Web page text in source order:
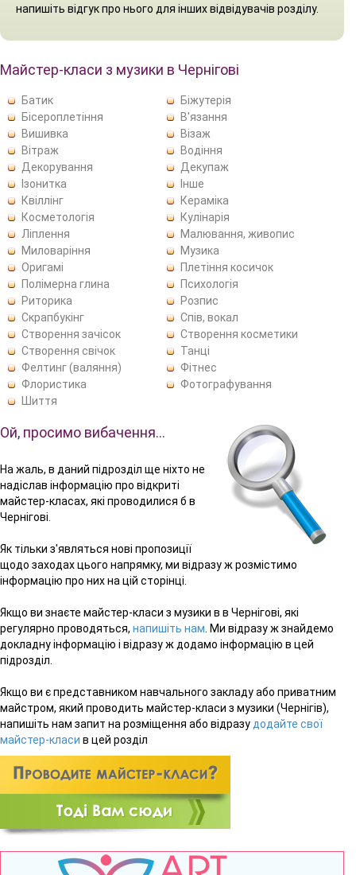
напишіть відгук про нього для інших відвідувачів розділу.
Майстер-класи з музики в Чернігові
Батик
Біжутерія
Бісероплетіння
В'язання
Вишивка
Візаж
Вітраж
Водіння
Декорування
Декупаж
Ізонитка
Інше
Квіллінг
Кераміка
Косметологія
Кулінарія
Ліплення
Малювання, живопис
Миловаріння
Музика
Оригамі
Плетіння косичок
Полімерна глина
Психологія
Риторика
Розпис
Скрапбукінг
Спів, вокал
Створення зачісок
Створення косметики
Створення свічок
Танці
Фелтинг (валяння)
Фітнес
Флористика
Фотографування
Шиття
Ой, просимо вибачення…
На жаль, в даний підрозділ ще ніхто не
надіслав інформацію про відкриті
майстер-класах, які проводилися б в
Чернігові.
Як тільки з'являться нові пропозиції
щодо заходах цього напрямку, ми відразу ж розмістимо
інформацію про них на цій сторінці.
Якщо ви знаєте майстер-класи з музики в в Чернігові, які
регулярно проводяться, напишіть нам . Ми відразу ж знайдемо
докладну інформацію і відразу ж додамо інформацію в цей
підрозділ.
Якщо ви є представником навчального закладу або приватним
майстром, який проводить майстер-класи з музики (Чернігів),
напишіть нам запит на розміщення або відразу додайте свої
майстер-класи в цей розділ